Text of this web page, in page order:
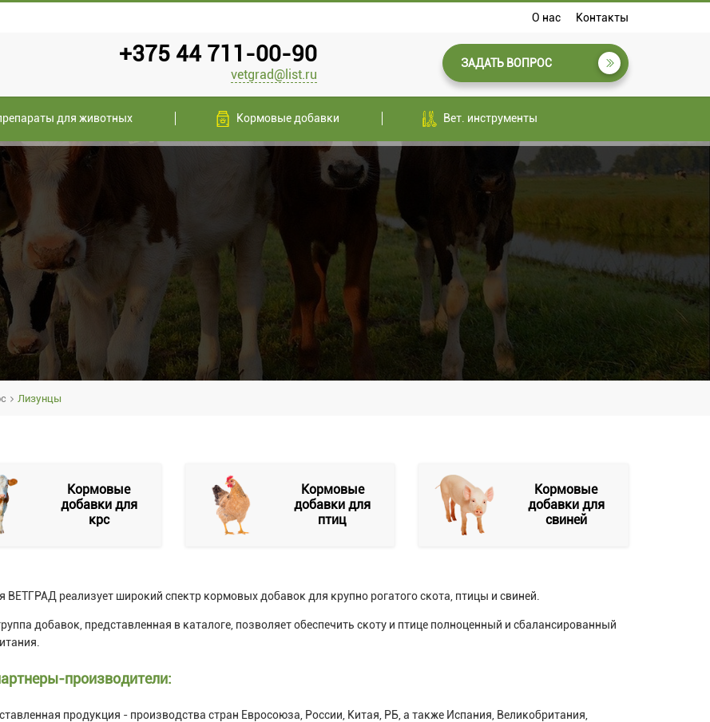
О нас Контакты
+375 44 711-00-90
vetgrad@list.ru
ЗАДАТЬ ВОПРОС
для животных Кормовые добавки Вет. инструменты
Лизунцы
Кормовые
добавки для
крс
Кормовые
добавки для
птиц
Кормовые
добавки для
свиней
ВЕТГРАД реализует широкий спектр кормовых добавок для крупно рогатого скота, птицы и свиней.
добавок, представленная в каталоге, позволяет обеспечить скоту и птице полноценный и сбалансированный
производители:
продукция - производства стран Евросоюза, России, Китая, РБ, а также Испания, Великобритания,